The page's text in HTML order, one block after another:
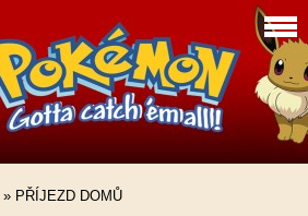
» PŘÍJEZD DOMŮ